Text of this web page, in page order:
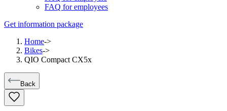
FAQ for employees
Get information package
Home->
Bikes->
QIO Compact CX5x
Back